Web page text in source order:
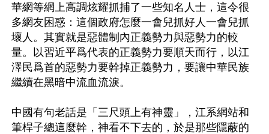
華網等網上高調炫耀抓捕了一些知名人士，這令很
多網友困惑：這個政府怎麼一會兒抓好人一會兒抓
壞人。其實就是惡體制內正義勢力與惡勢力的較
量。以習近平爲代表的正義勢力要順天而行，以江
澤民爲首的惡勢力要幹掉正義勢力，要讓中華民族
繼續在黑暗中流血流淚。
中國有句老話是「三尺頭上有神靈」，江系網站和
筆桿子總這麼幹，神看不下去的，於是那些隱蔽的